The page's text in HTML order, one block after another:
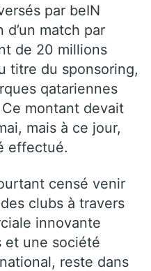
par beIN
match par
de 20 millions
titre du sponsoring,
qatariennes
montant devait
mais à ce jour,
effectué.
censé venir
clubs à travers
innovante
et une société
reste dans